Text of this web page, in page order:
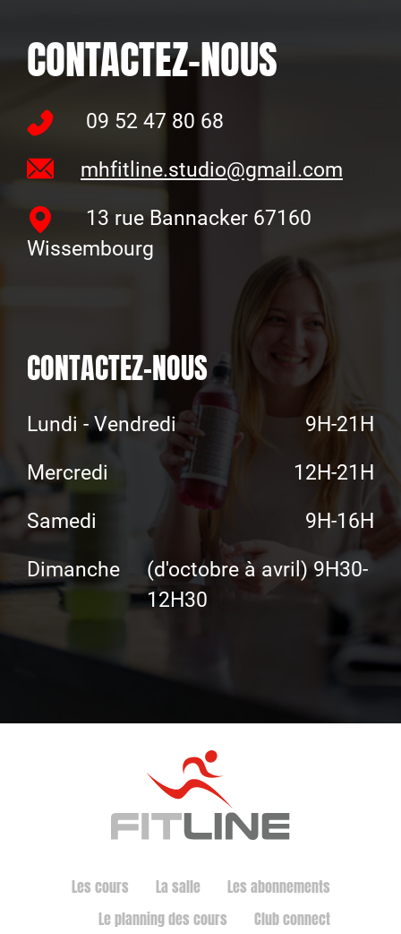
CONTACTEZ-NOUS
09 52 47 80 68
mhfitline.studio@gmail.com
13 rue Bannacker 67160
Wissembourg
CONTACTEZ-NOUS
Lundi - Vendredi
9H-21H
Mercredi
12H-21H
Samedi
9H-16H
Dimanche
(d'octobre à avril) 9H30-
12H30
Les cours La salle
Les abonnements
Le planning des cours
Club connect